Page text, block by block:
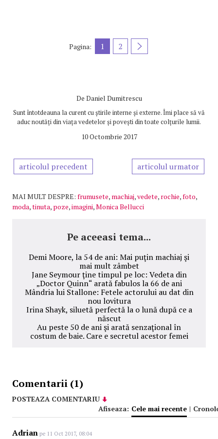
Pagina: 1 2
De Daniel Dumitrescu
Sunt întotdeauna la curent cu știrile interne și externe. Îmi place să vă
aduc noutăți din viața vedetelor și povești din toate colțurile lumii.
10 Octombrie 2017
articolul precedent articolul urmator
MAI MULT DESPRE: frumusete, machiaj,vedete, rochie,foto,
moda,tinuta, poze,imagini,Monica Bellucci
Pe aceeasi tema...
Demi Moore, la 54 de ani: Mai puţin machiaj şi
mai mult zâmbet
Jane Seymour ţine timpul pe loc: Vedeta din
„Doctor Quinn“ arată fabulos la 66 de ani
Mândria lui Stallone: Fetele actorului au dat din
nou lovitura
Irina Shayk, siluetă perfectă la o lună după ce a
născut
Au peste 50 de ani şi arată senzaţional în
costum de baie. Care e secretul acestor femei
Comentarii (1)
POSTEAZA COMENTARIU
Afiseaza: Cele mai recente |
Adrian pe 11 Oct 2017, 08:04